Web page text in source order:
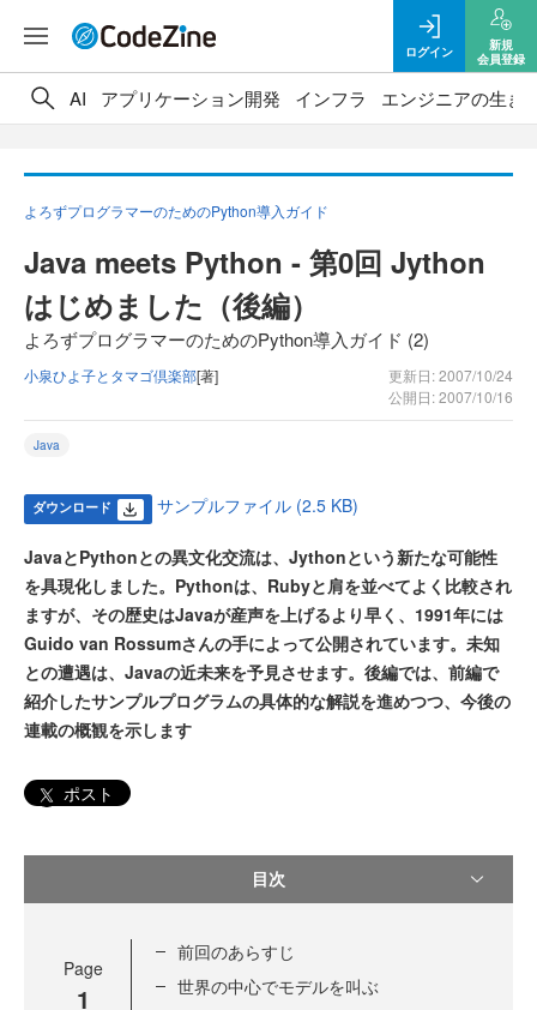
ログイン
新規
会員登録
AI アプリケーション開発 インフラ エンジニアの生き
よろずプログラマーのためのPython導入ガイド
Java meets Python - 第0回 Jython
はじめました（後編）
よろずプログラマーのためのPython導入ガイド (2)
小泉ひよ子とタマゴ倶楽部[著]
更新日: 2007/10/24
公開日: 2007/10/16
Java
ダウンロード サンプルファイル (2.5 KB)
JavaとPythonとの異文化交流は、Jythonという新たな可能性
を具現化しました。Pythonは、Rubyと肩を並べてよく比較され
ますが、その歴史はJavaが産声を上げるより早く、1991年には
Guido van Rossumさんの手によって公開されています。未知
との遭遇は、Javaの近未来を予見させます。後編では、前編で
紹介したサンプルプログラムの具体的な解説を進めつつ、今後の
連載の概観を示します
ポスト
目次
Page
1
前回のあらすじ
世界の中心でモデルを叫ぶ